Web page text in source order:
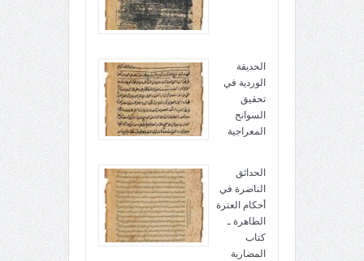
الحديقة
الوردية في
تحقيق
السوانح
المعراجية
الحدائق
الناضرة في
أحكام العترة
الطاهرة ـ
كتاب
المضاربة